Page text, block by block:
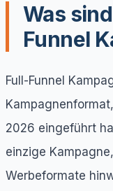
Was
Funnel
Full-Funnel
2026 eingeführt
einzige
Werbeformate